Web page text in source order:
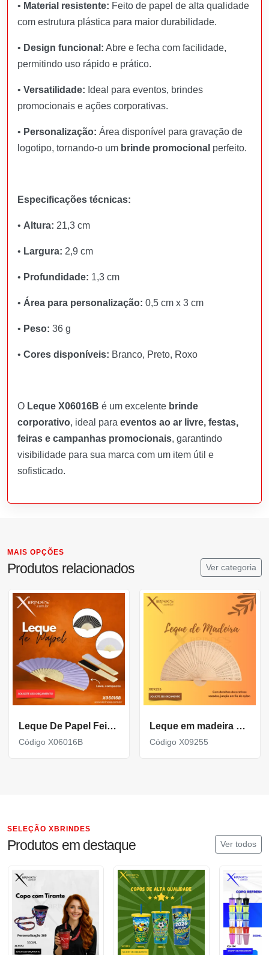
• Material resistente: Feito de papel de alta qualidade
com estrutura plástica para maior durabilidade.
• Design funcional: Abre e fecha com facilidade,
permitindo uso rápido e prático.
• Versatilidade: Ideal para eventos, brindes
promocionais e ações corporativas.
• Personalização: Área disponível para gravação de
logotipo, tornando-o um brinde promocional perfeito.
Especificações técnicas:
• Altura: 21,3 cm
• Largura: 2,9 cm
• Profundidade: 1,3 cm
• Área para personalização: 0,5 cm x 3 cm
• Peso: 36 g
• Cores disponíveis: Branco, Preto, Roxo
O Leque X06016B é um excelente brinde
corporativo, ideal para eventos ao ar livre, festas,
feiras e campanhas promocionais, garantindo
visibilidade para sua marca com um item útil e
sofisticado.
MAIS OPÇÕES
Produtos relacionados Ver categoria
Leque De Papel Feito Em Papel Com Detalhes Em Plastico X06016B
Código X06016B
Leque em madeira com detalhes decorativos vazados X09255
Código X09255
SELEÇÃO XBRINDES
Produtos em destaque Ver todos